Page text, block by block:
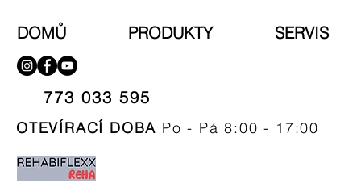
DOMŮ PRODUKTY SERVIS
773 033 595​
OTEVÍRACÍ DOBA Po - Pá 8:00 - 17:00